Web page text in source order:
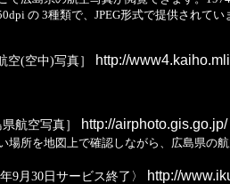
の 3種類で、JPEG形式で提供されてい
(空中)写真］ http://
航空写真］ http://airphoto.gis.go.jp/
所を地図上で確認しながら、広島県の
9月30日サービス終了〉 http://